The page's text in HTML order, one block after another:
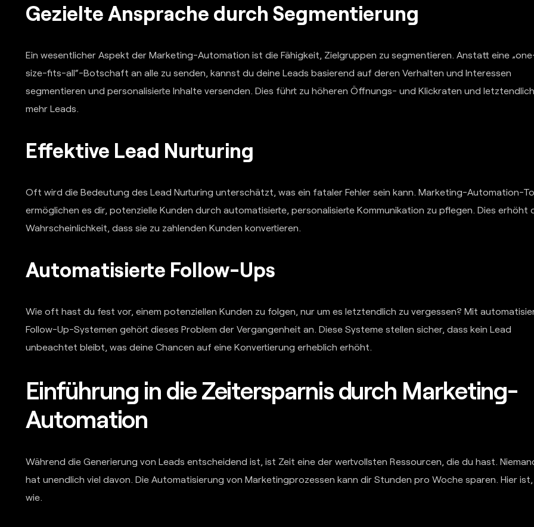
Gezielte Ansprache durch Segmentierung
Ein wesentlicher Aspekt der Marketing-Automation ist die Fähigkeit, Zielgruppen zu segmentieren. Anstatt eine
size-fits-all“-Botschaft an alle zu senden, kannst du deine Leads basierend auf deren Verhalten und Interessen
segmentieren und personalisierte Inhalte versenden. Dies führt zu höheren Öffnungs- und Klickraten und
mehr Leads.
Effektive Lead Nurturing
Oft wird die Bedeutung des Lead Nurturing unterschätzt, was ein fataler Fehler sein kann. Marketing-Automation-
ermöglichen es dir, potenzielle Kunden durch automatisierte, personalisierte Kommunikation zu pflegen. Dies erhöht
Wahrscheinlichkeit, dass sie zu zahlenden Kunden konvertieren.
Automatisierte Follow-Ups
Wie oft hast du fest vor, einem potenziellen Kunden zu folgen, nur um es letztendlich zu vergessen? Mit
Follow-Up-Systemen gehört dieses Problem der Vergangenheit an. Diese Systeme stellen sicher, dass kein Lead
unbeachtet bleibt, was deine Chancen auf eine Konvertierung erheblich erhöht.
Einführung in die Zeitersparnis durch Marketing-
Automation
Während die Generierung von Leads entscheidend ist, ist Zeit eine der wertvollsten Ressourcen, die du hast.
hat unendlich viel davon. Die Automatisierung von Marketingprozessen kann dir Stunden pro Woche sparen. Hier ist,
wie.